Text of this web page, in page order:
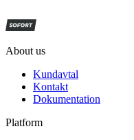
About us
Kundavtal
Kontakt
Dokumentation
Platform